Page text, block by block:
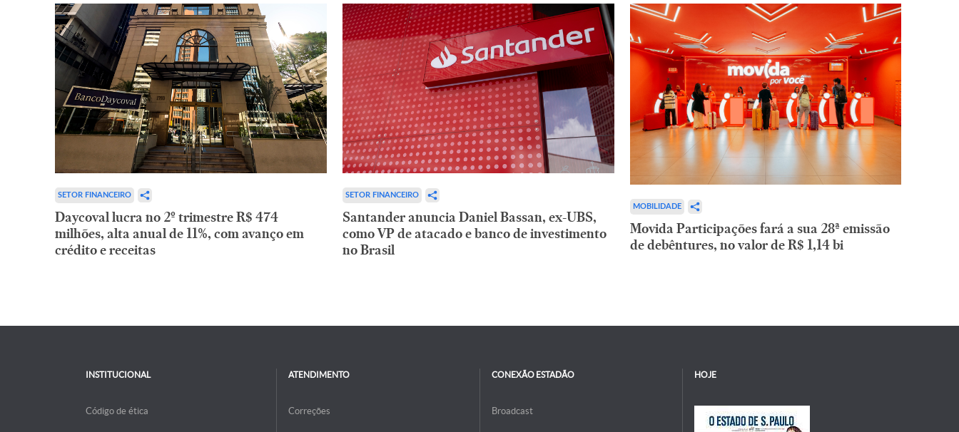
SETOR FINANCEIRO
Daycoval lucra no 2º trimestre R$ 474
milhões, alta anual de 11%, com avanço em
crédito e receitas
SETOR FINANCEIRO
Santander anuncia Daniel Bassan, ex-UBS,
como VP de atacado e banco de investimento
no Brasil
MOBILIDADE
Movida Participações fará a sua 28ª emissão
de debêntures, no valor de R$ 1,14 bi
INSTITUCIONAL
Código de ética
ATENDIMENTO
Correções
CONEXÃO ESTADÃO
Broadcast
HOJE